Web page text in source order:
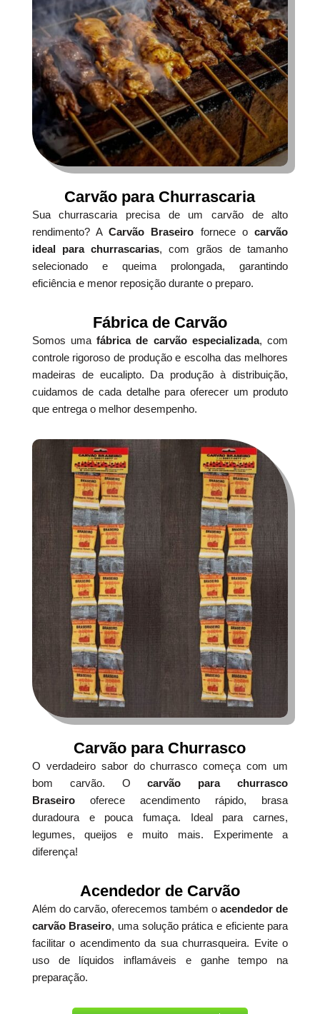
Carvão para Churrascaria
Sua churrascaria precisa de um carvão de alto
rendimento? ACarvão Braseiro fornece ocarvão
ideal para churrascarias, com grãos de tamanho
selecionado e queima prolongada, garantindo
eficiência e menor reposição durante o preparo.
Fábrica de Carvão
Somos umafábrica de carvão especializada, com
controle rigoroso de produção e escolha das melhores
madeiras de eucalipto. Da produção à distribuição,
cuidamos de cada detalhe para oferecer um produto
que entrega o melhor desempenho.
Carvão para Churrasco
O verdadeiro sabor do churrasco começa com um
bom carvão. Ocarvão para churrasco
Braseirooferece acendimento rápido, brasa
duradoura e pouca fumaça. Ideal para carnes,
legumes, queijos e muito mais. Experimente a
diferença!
Acendedor de Carvão
Além do carvão, oferecemos também oacendedor de
carvão Braseiro, uma solução prática e eficiente para
facilitar o acendimento da sua churrasqueira. Evite o
uso de líquidos inflamáveis e ganhe tempo na
preparação.